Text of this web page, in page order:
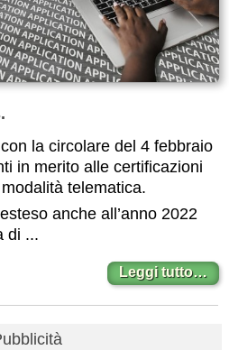
la circolare del 4 febbraio
in merito alle certificazioni
telematica.
anche all’anno 2022
di ...
Leggi tutto…